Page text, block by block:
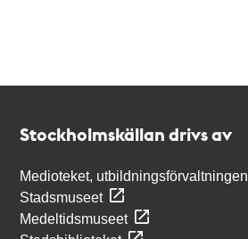
Stockholmskällan drivs av
Medioteket, utbildningsförvaltningen
Stadsmuseet
Medeltidsmuseet